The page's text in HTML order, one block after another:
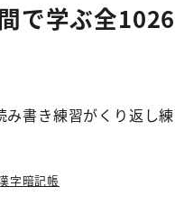
で学ぶ全
み書き練習がくり返し
字暗記帳